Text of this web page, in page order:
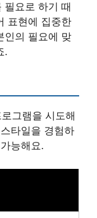
필요로 하기 때
표현에 집중한
인의 필요에 맞
.
그램을 시도해
타일을 경험하
능해요.